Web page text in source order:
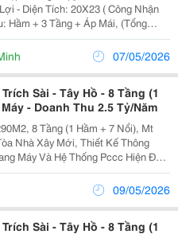
- Diện Tích: 20X23 ( Công Nhận
Hầm + 3 Tầng + Áp Mái, (Tổng
Ngủ). - Gồm: Hồ Bơi + Hồ Cá
Sân Vườn + Thang Máy. Biệt...
07/05/2026
Sài - Tây Hồ - 8 Tầng (1
- Doanh Thu 2.5 Tỷ/Năm
8 Tầng (1 Hầm + 7 Nổi), Mt
Nhà Xây Mới, Thiết Kế Thông
Máy Và Hệ Thống Pccc Hiện Đại.
Rộng Ô Tô Tránh. Tầng
Koi, View Thoáng Trước Sau. Sổ
09/05/2026
Sài - Tây Hồ - 8 Tầng (1